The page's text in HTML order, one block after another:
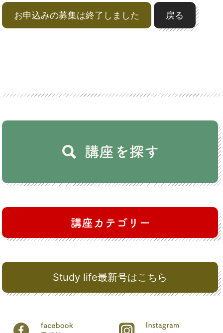
Study life最新号はこちら
お申込みの募集は終了しました 戻る